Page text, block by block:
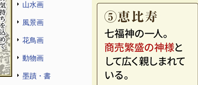
山水画
風景画
花鳥画
動物画
墨蹟・書